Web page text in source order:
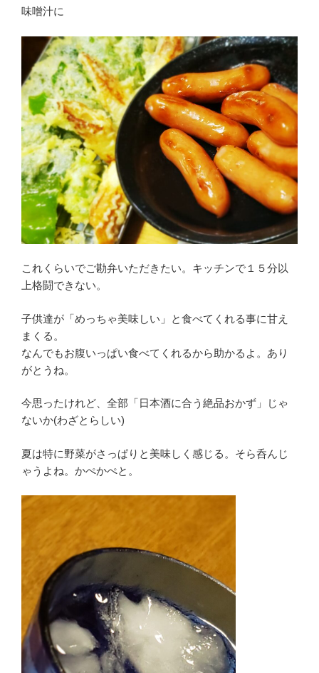
味噌汁に
これくらいでご勘弁いただきたい。キッチンで１５分以
上格闘できない。
子供達が「めっちゃ美味しい」と食べてくれる事に甘え
まくる。
なんでもお腹いっぱい食べてくれるから助かるよ。あり
がとうね。
今思ったけれど、全部「日本酒に合う絶品おかず」じゃ
ないか(わざとらしい)
夏は特に野菜がさっぱりと美味しく感じる。そら呑んじ
ゃうよね。かぺかぺと。